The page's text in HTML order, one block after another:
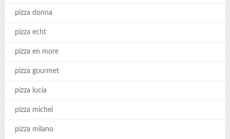
pizza donna
pizza echt
pizza en more
pizza gourmet
pizza lucia
pizza michel
pizza milano